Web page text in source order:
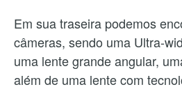
Em sua traseira podemos
câmeras, sendo uma Ultra-
uma lente grande angular,
além de uma lente com